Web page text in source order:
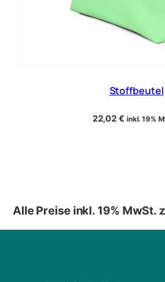
Stoffbeutel
22,02€ inkl. 19%
Alle Preise inkl. 19% MwSt.